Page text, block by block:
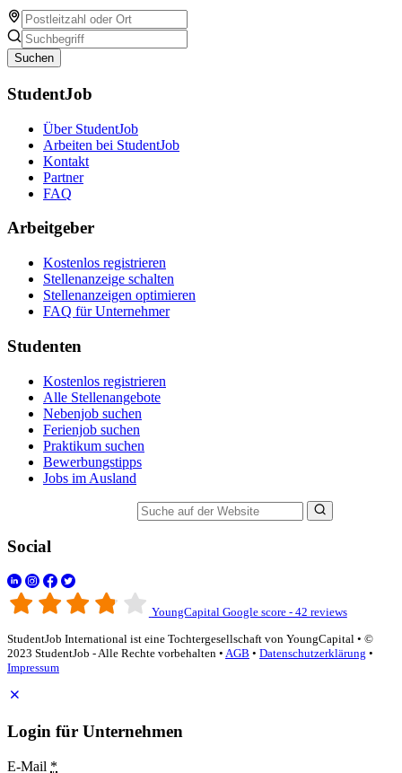
Suchen
StudentJob
Über StudentJob
Arbeiten bei StudentJob
Kontakt
Partner
FAQ
Arbeitgeber
Kostenlos registrieren
Stellenanzeige schalten
Stellenanzeigen optimieren
FAQ für Unternehmer
Studenten
Kostenlos registrieren
Alle Stellenangebote
Nebenjob suchen
Ferienjob suchen
Praktikum suchen
Bewerbungstipps
Jobs im Ausland
Social
YoungCapital Google score - 42 reviews
StudentJob International ist eine Tochtergesellschaft von YoungCapital • ©
2023 StudentJob - Alle Rechte vorbehalten • AGB • Datenschutzerklärung •
Impressum
Login für Unternehmen
E-Mail *